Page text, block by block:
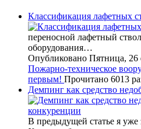
Классификация лафетных
переносной лафетный
оборудования…
Опубликовано Пятница, 26
Пожарно-техническое
первым! Прочитано 6013
Демпинг как средство
В предыдущей статье я уже